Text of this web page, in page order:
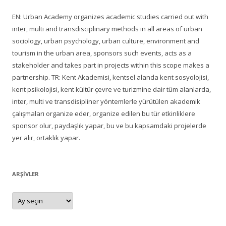
EN: Urban Academy organizes academic studies carried out with
inter, multi and transdisciplinary methods in all areas of urban
sociology, urban psychology, urban culture, environment and
tourism in the urban area, sponsors such events, acts as a
stakeholder and takes part in projects within this scope makes a
partnership. TR: Kent Akademisi, kentsel alanda kent sosyolojisi,
kent psikolojisi, kent kültür çevre ve turizmine dair tüm alanlarda,
inter, multi ve transdisipliner yöntemlerle yürütülen akademik
çalışmaları organize eder, organize edilen bu tür etkinliklere
sponsor olur, paydaşlık yapar, bu ve bu kapsamdaki projelerde
yer alır, ortaklık yapar.
ARŞIVLER
Arşivler